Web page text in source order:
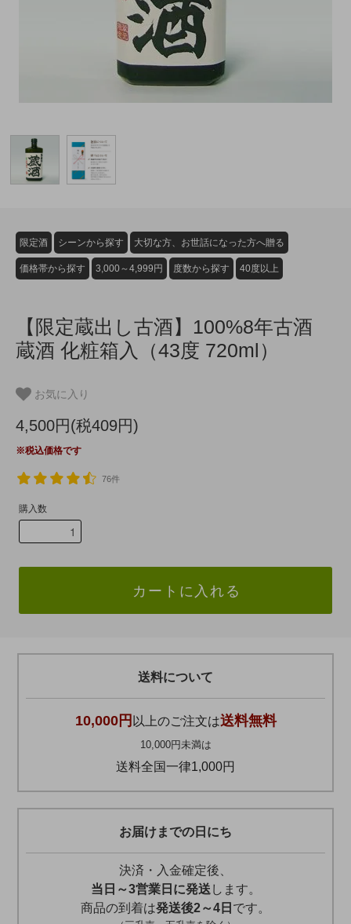
限定酒 シーンから探す 大切な方、お世話になった方へ贈る
価格帯から探す 3,000～4,999円 度数から探す 40度以上
【限定蔵出し古酒】100%8年古酒
蔵酒 化粧箱入（43度 720ml）
お気に入り
4,500円(税409円)
※税込価格です
76件
購入数
カートに入れる
送料について
10,000円 以上のご注文は送料無料
10,000円未満は
送料全国一律1,000円
お届けまでの日にち
決済・入金確定後、
当日～3営業日に発送 します。
商品の到着は発送後2～4日 です。